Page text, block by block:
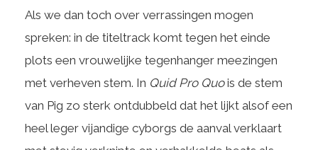
Als we dan toch over verrassingen mogen
spreken: in de titeltrack komt tegen het einde
plots een vrouwelijke tegenhanger meezingen
met verheven stem. In Quid Pro Quois de stem
van Pig zo sterk ontdubbeld dat het lijkt alsof een
heel leger vijandige cyborgs de aanval verklaart